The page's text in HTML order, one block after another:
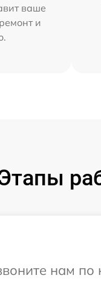
ваше
и
нам по